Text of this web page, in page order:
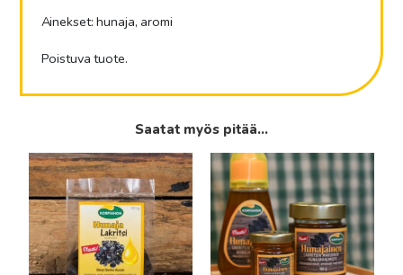
Ainekset: hunaja, aromi
Poistuva tuote.
Saatat myös pitää...
Tällä
tuotteella
on
useampi
muunnelma.
Voit